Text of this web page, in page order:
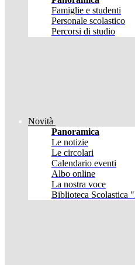
Famiglie e studenti
Personale scolastico
Percorsi di studio
Novità
Panoramica
Le notizie
Le circolari
Calendario eventi
Albo online
La nostra voce
Biblioteca